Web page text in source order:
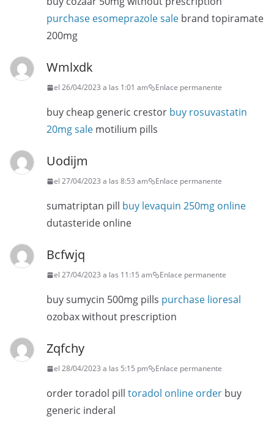
purchase esomeprazole sale brand topiramate
200mg
Wmlxdk
el 26/04/2023 a las 1:01 am Enlace permanente
buy cheap generic crestor buy rosuvastatin
20mg sale motilium pills
Uodijm
el 27/04/2023 a las 8:53 am Enlace permanente
sumatriptan pill buy levaquin 250mg online
dutasteride online
Bcfwjq
el 27/04/2023 a las 11:15 am Enlace permanente
buy sumycin 500mg pills purchase lioresal
ozobax without prescription
Zqfchy
el 28/04/2023 a las 5:15 pm Enlace permanente
order toradol pill toradol online order buy
generic inderal